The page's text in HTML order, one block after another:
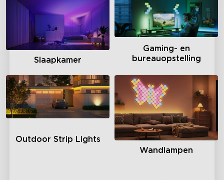
Slaapkamer
Gaming- en
bureauopstelling
Outdoor Strip Lights
Wandlampen